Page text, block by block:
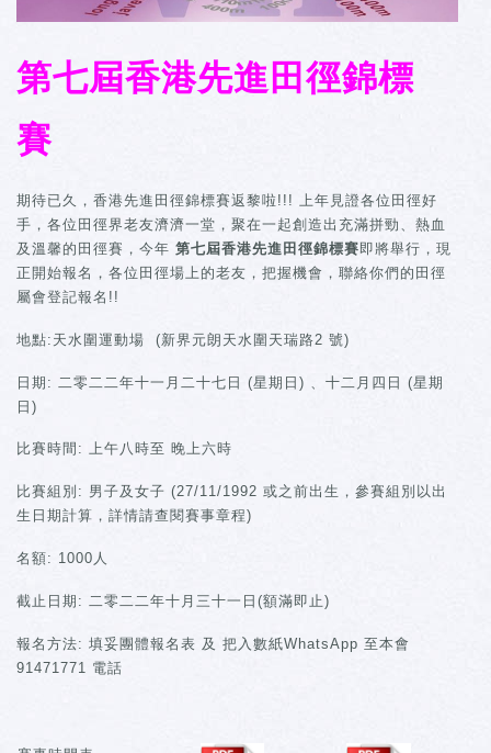
第七屆香港先進田徑錦標
賽
期待已久，香港先進田徑錦標賽返黎啦!!! 上年見證各位田徑好
手，各位田徑界老友濟濟一堂，聚在一起創造出充滿拼勁、熱血
及溫馨的田徑賽，今年 第七屆香港先進田徑錦標賽 即將舉行，現
正開始報名，各位田徑場上的老友，把握機會，聯絡你們的田徑
屬會登記報名!!
地點:天水圍運動場 (新界元朗天水圍天瑞路2 號)
日期: 二零二二年十一月二十七日 (星期日) 、十二月四日 (星期
日)
比賽時間: 上午八時至 晚上六時
比賽組別: 男子及女子 (27/11/1992 或之前出生，參賽組別以出
生日期計算，詳情請查閱賽事章程)
名額: 1000人
截止日期: 二零二二年十月三十一日(額滿即止)
報名方法: 填妥團體報名表 及 把入數紙WhatsApp 至本會
91471771 電話